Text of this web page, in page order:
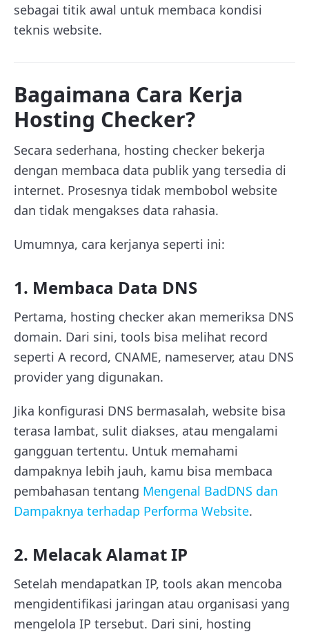
sebagai titik awal untuk membaca kondisi
teknis website.
Bagaimana Cara Kerja
Hosting Checker?
Secara sederhana, hosting checker bekerja
dengan membaca data publik yang tersedia di
internet. Prosesnya tidak membobol website
dan tidak mengakses data rahasia.
Umumnya, cara kerjanya seperti ini:
1. Membaca Data DNS
Pertama, hosting checker akan memeriksa DNS
domain. Dari sini, tools bisa melihat record
seperti A record, CNAME, nameserver, atau DNS
provider yang digunakan.
Jika konfigurasi DNS bermasalah, website bisa
terasa lambat, sulit diakses, atau mengalami
gangguan tertentu. Untuk memahami
dampaknya lebih jauh, kamu bisa membaca
pembahasan tentang Mengenal BadDNS dan
Dampaknya terhadap Performa Website.
2. Melacak Alamat IP
Setelah mendapatkan IP, tools akan mencoba
mengidentifikasi jaringan atau organisasi yang
mengelola IP tersebut. Dari sini, hosting